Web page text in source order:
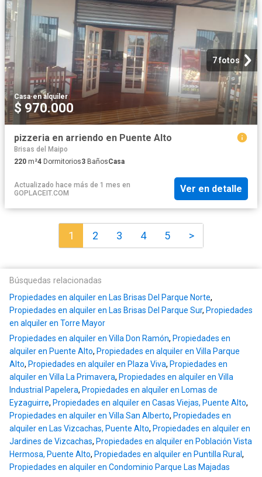
7 fotos
Casa·en alquiler
$ 970.000
pizzeria en arriendo en Puente Alto
Brisas del Maipo
220 m²4 Dormitorios3 BañosCasa
Actualizado hace más de 1 mes en
GOPLACEIT.COM
Ver en detalle
1 2 3 4 5 >
Búsquedas relacionadas
Propiedades en alquiler en Las Brisas Del Parque Norte,
Propiedades en alquiler en Las Brisas Del Parque Sur, Propiedades
en alquiler en Torre Mayor
Propiedades en alquiler en Villa Don Ramón, Propiedades en
alquiler en Puente Alto, Propiedades en alquiler en Villa Parque
Alto, Propiedades en alquiler en Plaza Viva, Propiedades en
alquiler en Villa La Primavera, Propiedades en alquiler en Villa
Industrial Papelera, Propiedades en alquiler en Lomas de
Eyzaguirre, Propiedades en alquiler en Casas Viejas, Puente Alto,
Propiedades en alquiler en Villa San Alberto, Propiedades en
alquiler en Las Vizcachas, Puente Alto, Propiedades en alquiler en
Jardines de Vizcachas, Propiedades en alquiler en Población Vista
Hermosa, Puente Alto, Propiedades en alquiler en Puntilla Rural,
Propiedades en alquiler en Condominio Parque Las Majadas